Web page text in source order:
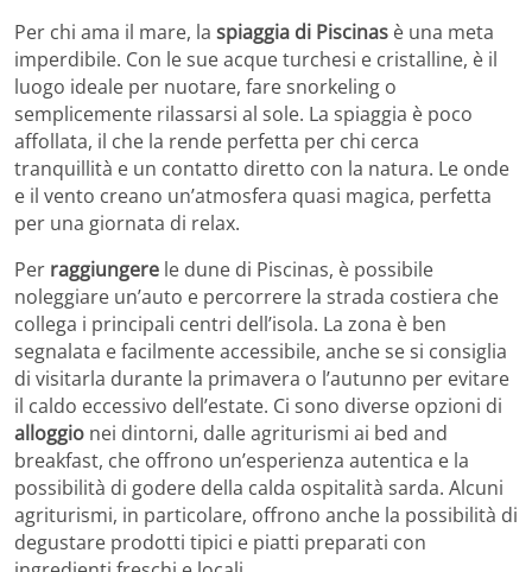
Per chi ama il mare, la spiaggia di Piscinas è una meta
imperdibile. Con le sue acque turchesi e cristalline, è il
luogo ideale per nuotare, fare snorkeling o
semplicemente rilassarsi al sole. La spiaggia è poco
affollata, il che la rende perfetta per chi cerca
tranquillità e un contatto diretto con la natura. Le onde
e il vento creano un’atmosfera quasi magica, perfetta
per una giornata di relax.
Per raggiungere le dune di Piscinas, è possibile
noleggiare un’auto e percorrere la strada costiera che
collega i principali centri dell’isola. La zona è ben
segnalata e facilmente accessibile, anche se si consiglia
di visitarla durante la primavera o l’autunno per evitare
il caldo eccessivo dell’estate. Ci sono diverse opzioni di
alloggio nei dintorni, dalle agriturismi ai bed and
breakfast, che offrono un’esperienza autentica e la
possibilità di godere della calda ospitalità sarda. Alcuni
agriturismi, in particolare, offrono anche la possibilità di
degustare prodotti tipici e piatti preparati con